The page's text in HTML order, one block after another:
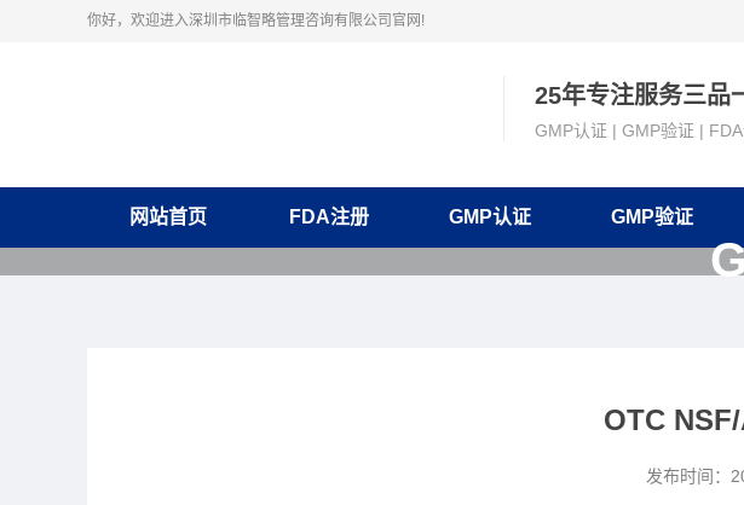
你好，欢迎进入深圳市临智略管理咨询有限公司官网!
25年专注服务三品
GMP认证 | GMP验证 |
网站首页 FDA注册 GMP认证 GMP验证
OTC
发布时间：